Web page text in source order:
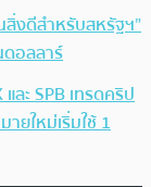
สิ่งดีสำหรับสหรัฐฯ”
ดอลลาร์
ละ SPB เทรดคริป
ยใหม่เริ่มใช้ 1